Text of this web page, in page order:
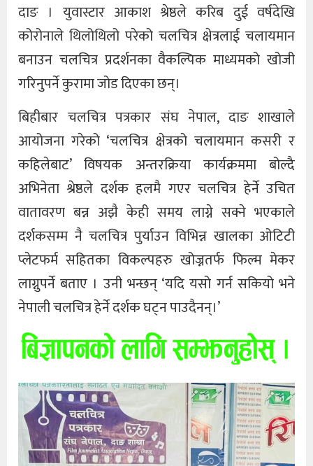
दाङ । युवास्टार आकाश श्रेष्ठले करिब दुई वर्षदेखि
कोरोनाले थिलोथिलो परेको चलचित्र क्षेत्रलाई चलायमान
बनाउन चलचित्र प्रदर्शनका वैकल्पिक माध्यमको खोजी
गरिनुपर्ने कुरामा जोड दिएका छन्।
बिहीबार चलचित्र पत्रकार संघ नेपाल, दाङ शाखाले
आयोजना गरेको ‘चलचित्र क्षेत्रको चलायमान कसरी र
कहिलेबाट’ विषयक अन्तरक्रिया कार्यक्रममा बोल्दै
अभिनेता श्रेष्ठले दर्शक हलमै गएर चलचित्र हेर्ने उचित
वातावरण बन्न अझै केही समय लाग्ने सक्ने भएकाले
दर्शकसम्म नै चलचित्र पुर्याउन विभिन्न खालका ओटिटी
प्लेटफर्म सहितका विकल्पहरु खोज्नतर्फ फिल्म मेकर
लाग्नुपर्ने बताए । उनी भन्छन् ‘यदि यसो गर्न सकियो भने
नेपाली चलचित्र हेर्ने दर्शक घट्न पाउदैनन्।’